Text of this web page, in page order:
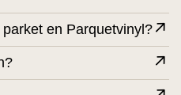
en Parquetvinyl?